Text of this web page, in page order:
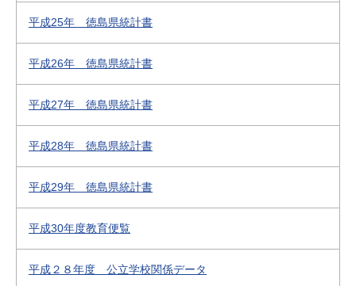
平成25年 徳島県統計書
平成26年 徳島県統計書
平成27年 徳島県統計書
平成28年 徳島県統計書
平成29年 徳島県統計書
平成30年度教育便覧
平成２８年度 公立学校関係データ